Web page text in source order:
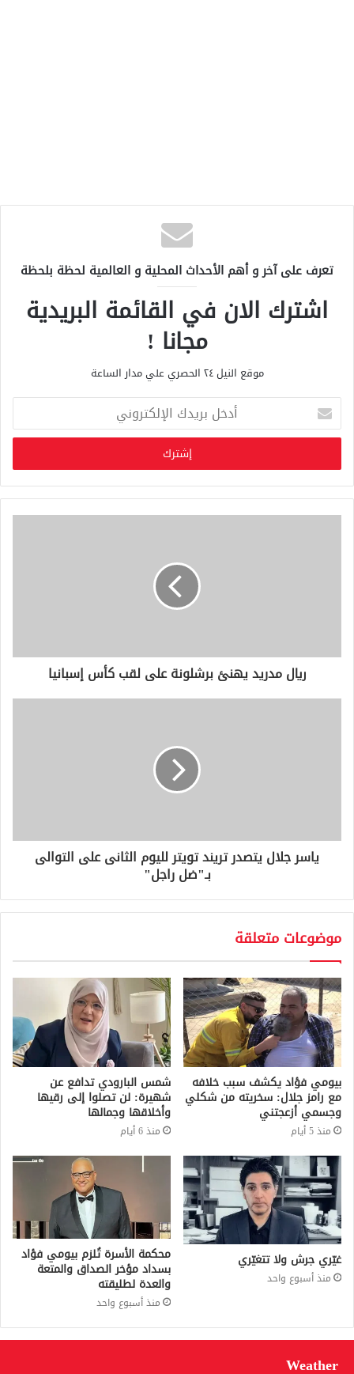
تعرف على آخر و أهم الأحداث المحلية و العالمية لحظة بلحظة
اشترك الان في القائمة البريدية
مجانا !
موقع النيل ٢٤ الحصري علي مدار الساعة
خ
ب
ر
ي
د
ر
ي
ريال مدريد يهنئ برشلونة على لقب كأس إسبانيا
ياسر جلال يتصدر تريند تويتر لليوم الثانى على التوالى
بـ"ضل راجل"
موضوعات متعلقة
بيومي فؤاد يكشف سبب خلافه
مع رامز جلال: سخريته من شكلي
وجسمي أزعجتني
منذ 5 أيام
شمس البارودي تدافع عن
شهيرة: لن تصلوا إلى رقيها
وأخلاقها وجمالها
منذ 6 أيام
غيّري جرش ولا تتغيّري
منذ أسبوع واحد
محكمة الأسرة تُلزم بيومي فؤاد
بسداد مؤخر الصداق والمتعة
والعدة لطليقته
منذ أسبوع واحد
Weather